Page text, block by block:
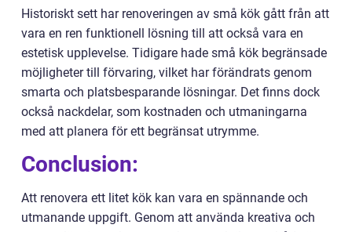
Historiskt sett har renoveringen av små kök gått från att
vara en ren funktionell lösning till att också vara en
estetisk upplevelse. Tidigare hade små kök begränsade
möjligheter till förvaring, vilket har förändrats genom
smarta och platsbesparande lösningar. Det finns dock
också nackdelar, som kostnaden och utmaningarna
med att planera för ett begränsat utrymme.
Conclusion:
Att renovera ett litet kök kan vara en spännande och
utmanande uppgift. Genom att använda kreativa och